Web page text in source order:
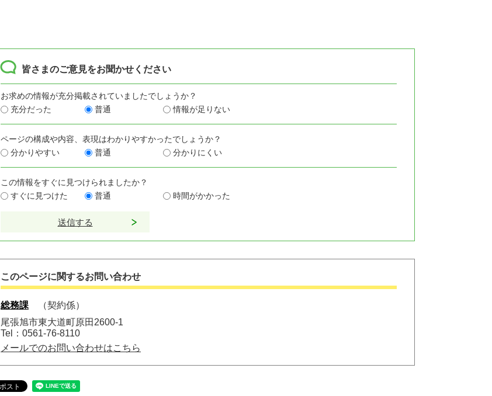
皆さまのご意見をお聞かせください
お求めの情報が充分掲載されていましたでしょうか？
充分だった
普通 情報が足りない
ページの構成や内容、表現はわかりやすかったでしょうか？
分かりやすい
普通 分かりにくい
この情報をすぐに見つけられましたか？
すぐに見つけた
普通 時間がかかった
このページに関するお問い合わせ
総務課
契約係
尾張旭市東大道町原田2600-1
Tel：0561-76-8110
メールでのお問い合わせはこちら